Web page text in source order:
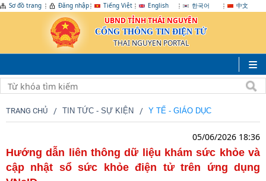
Sơ đồ trang Đăng nhập Tiếng Việt English 한국어 中文
UBND TỈNH THÁI NGUYÊN
CỔNG THÔNG TIN ĐIỆN TỬ
THAI NGUYEN PORTAL
TRANG CHỦ TIN TỨC - SỰ KIỆN Y TẾ - GIÁO DỤC
05/06/2026 18:36
Hướng dẫn liên thông dữ liệu khám sức khỏe và
cập nhật sổ sức khỏe điện tử trên ứng dụng